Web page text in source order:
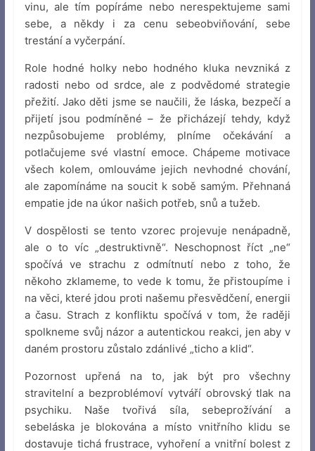
vinu, ale tím popíráme nebo nerespektujeme sami
sebe, a někdy i za cenu sebeobviňování, sebe
trestání a vyčerpání.
Role hodné holky nebo hodného kluka nevzniká z
radosti nebo od srdce, ale z podvědomé strategie
přežití. Jako děti jsme se naučili, že láska, bezpečí a
přijetí jsou podmíněné – že přicházejí tehdy, když
nezpůsobujeme problémy, plníme očekávání a
potlačujeme své vlastní emoce. Chápeme motivace
všech kolem, omlouváme jejich nevhodné chování,
ale zapomínáme na soucit k sobě samým. Přehnaná
empatie jde na úkor našich potřeb, snů a tužeb.
V dospělosti se tento vzorec projevuje nenápadně,
ale o to víc „destruktivně“. Neschopnost říct „ne“
spočívá ve strachu z odmítnutí nebo z toho, že
někoho zklameme, to vede k tomu, že přistoupíme i
na věci, které jdou proti našemu přesvědčení, energii
a času. Strach z konfliktu spočívá v tom, že raději
spolkneme svůj názor a autentickou reakci, jen aby v
daném prostoru zůstalo zdánlivé „ticho a klid“.
Pozornost upřená na to, jak být pro všechny
stravitelní a bezproblémoví vytváří obrovský tlak na
psychiku. Naše tvořivá síla, sebeprožívání a
sebeláska je blokována a místo vnitřního klidu se
dostavuje tichá frustrace, vyhoření a vnitřní bolest z